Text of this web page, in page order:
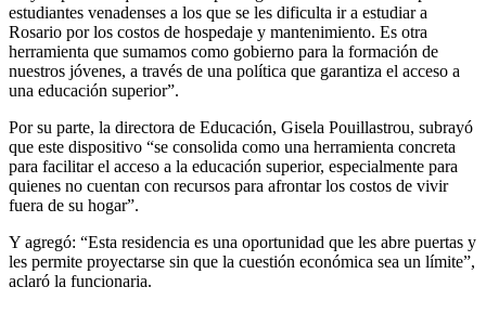
estudiantes venadenses a los que se les dificulta ir a estudiar a
Rosario por los costos de hospedaje y mantenimiento. Es otra
herramienta que sumamos como gobierno para la formación de
nuestros jóvenes, a través de una política que garantiza el acceso a
una educación superior”.
Por su parte, la directora de Educación, Gisela Pouillastrou, subrayó
que este dispositivo “se consolida como una herramienta concreta
para facilitar el acceso a la educación superior, especialmente para
quienes no cuentan con recursos para afrontar los costos de vivir
fuera de su hogar”.
Y agregó: “Esta residencia es una oportunidad que les abre puertas y
les permite proyectarse sin que la cuestión económica sea un límite”,
aclaró la funcionaria.